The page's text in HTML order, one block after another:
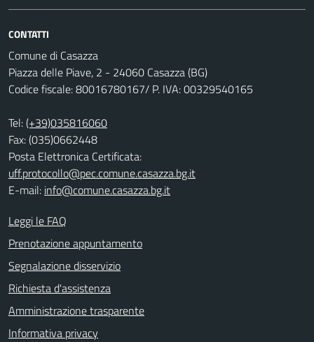
CONTATTI
Comune di Casazza
Piazza delle Piave, 2 - 24060 Casazza (BG)
Codice fiscale: 80016780167/ P. IVA: 00329540165
Tel:(+39)035816060
Fax: (035)0662448
Posta Elettronica Certificata:
uff.protocollo@pec.comune.casazza.bg.it
E-mail: info@comune.casazza.bg.it
Leggi le FAQ
Prenotazione appuntamento
Segnalazione disservizio
Richiesta d'assistenza
Amministrazione trasparente
Informativa privacy